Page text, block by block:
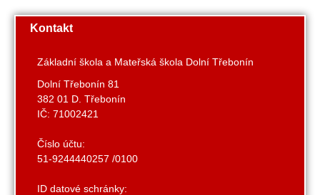
Kontakt
Základní škola a Mateřská škola Dolní Třebonín
Dolní Třebonín 81
382 01 D. Třebonín
IČ: 71002421
Číslo účtu:
51-9244440257 /0100
ID datové schránky: